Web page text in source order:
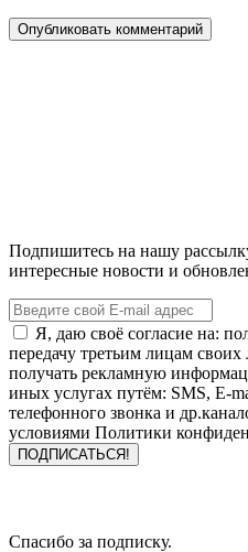
Подпишитесь на нашу
интересные новости и
Я, даю своё согласие на:
передачу третьим лицам
получать рекламную
иных услугах путём: SMS, E-
телефонного звонка и
условиями Политики
Спасибо за подписку.